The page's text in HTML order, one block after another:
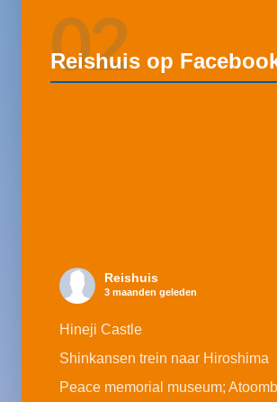
02
Reishuis op
Reishuis
3 maanden geleden
Hineji Castle
Shinkansen trein naar Hiroshima
Peace memorial museum;